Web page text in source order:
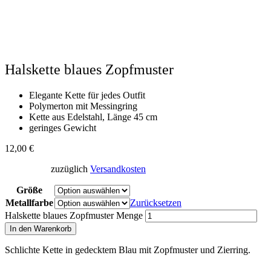
Halskette blaues Zopfmuster
Elegante Kette für jedes Outfit
Polymerton mit Messingring
Kette aus Edelstahl, Länge 45 cm
geringes Gewicht
12,00 €
zuzüglich Versandkosten
Größe
Metallfarbe
Zurücksetzen
Halskette blaues Zopfmuster Menge
In den Warenkorb
Schlichte Kette in gedecktem Blau mit Zopfmuster und Zierring.